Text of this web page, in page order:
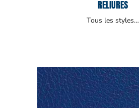
RELIURES
Tous les styles…